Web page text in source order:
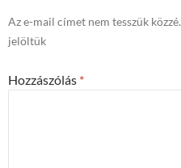
Az e-mail címet nem tesszük közzé.
jelöltük
Hozzászólás *